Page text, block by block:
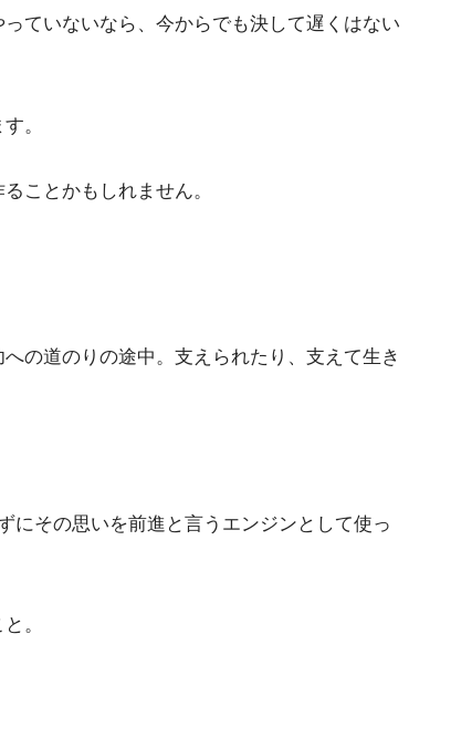
ていないなら、今からでも決して遅くはない
。
ことかもしれません。
の道のりの途中。支えられたり、支えて生き
にその思いを前進と言うエンジンとして使っ
。